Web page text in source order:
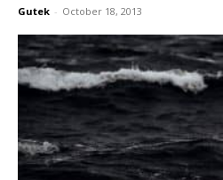
Gutek - October 18, 2013